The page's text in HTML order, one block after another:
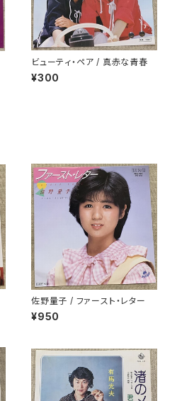
ビューティ・ペア / 真赤な青春
¥300
佐野量子 / ファースト・レター
¥950